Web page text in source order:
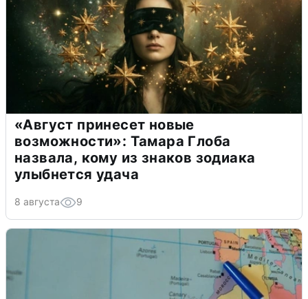
«Август принесет новые
возможности»: Тамара Глоба
назвала, кому из знаков зодиака
улыбнется удача
8 августа 9